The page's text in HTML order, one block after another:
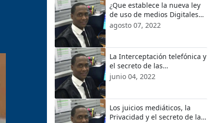
¿Que establece la nueva ley
de uso de medios Digitales
en el poder Judicial?
agosto 07, 2022
La Interceptación telefónica y
el secreto de las
comunicaciones privadas.
junio 04, 2022
Los juicios mediáticos, la
Privacidad y el secreto de las